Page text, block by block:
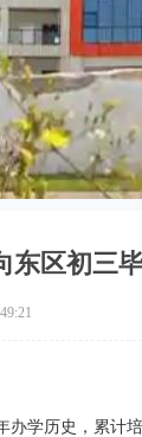
东区初三
学历史，累计